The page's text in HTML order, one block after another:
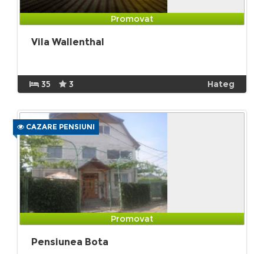
Promovat
Vila Wallenthal
35 3 Hateg
CAZARE PENSIUNI
Promovat
Pensiunea Bota